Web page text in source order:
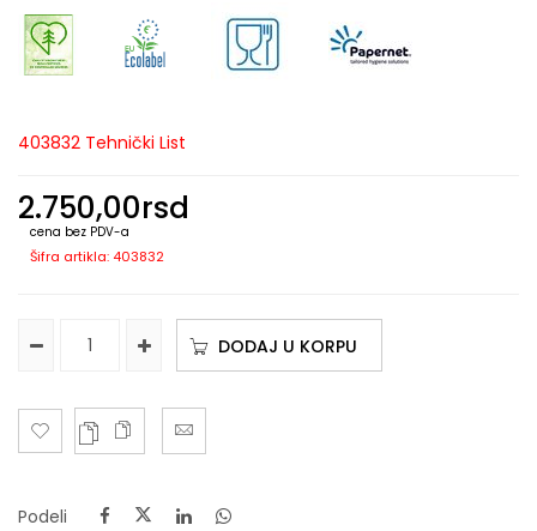
403832 Tehnički List
2.750,00rsd
cena bez PDV-a
Šifra artikla: 403832
DODAJ U KORPU
Podeli